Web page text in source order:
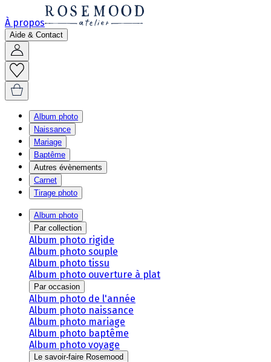
À propos
Aide & Contact
Album photo
Naissance
Mariage
Baptême
Autres évènements
Carnet
Tirage photo
Album photo
Par collection
Album photo rigide
Album photo souple
Album photo tissu
Album photo ouverture à plat
Par occasion
Album photo de l'année
Album photo naissance
Album photo mariage
Album photo baptême
Album photo voyage
Le savoir-faire Rosemood